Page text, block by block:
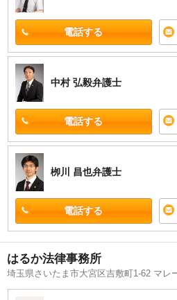
電話する
中村 弘毅弁護士
電話する
栁川 昌也弁護士
電話する
はるか法律事務所
埼玉県さいたま市大宮区吉敷町1-62 マレ